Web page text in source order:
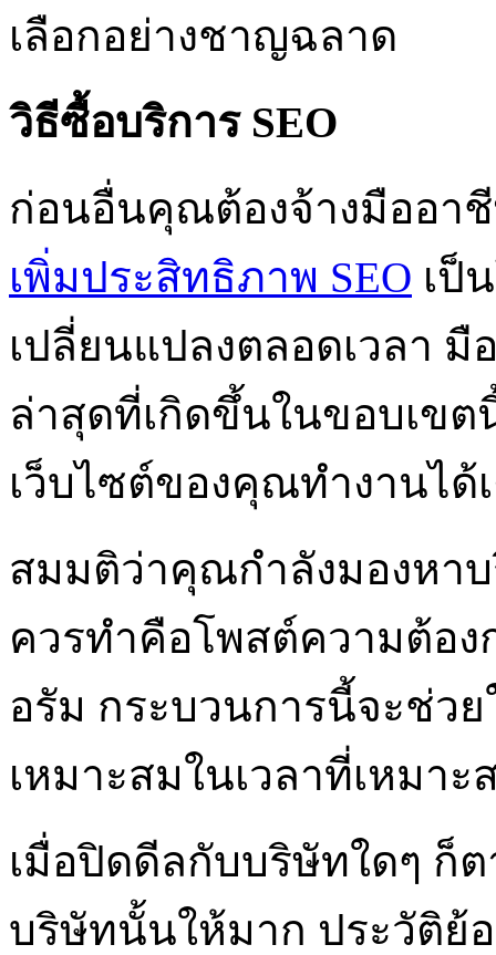
เลือกอย่างชาญฉลาด
วิธีซื้อบริการ SEO
ก่อนอื่นคุณต้องจ้างมืออา
เพิ่มประสิทธิภาพ SEO เป็
เปลี่ยนแปลงตลอดเวลา
ล่าสุดที่เกิดขึ้นในขอบเขต
เว็บไซต์ของคุณทำงานได้
สมมติว่าคุณกำลังมองหา
ควรทำคือโพสต์ความต้อ
อรัม กระบวนการนี้จะช่ว
เหมาะสมในเวลาที่เหมา
เมื่อปิดดีลกับบริษัทใดๆ ก็
บริษัทนั้นให้มาก ประวัติย้